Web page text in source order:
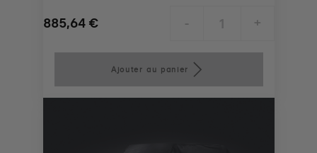
885,64 €
Price
885,64
€
- +
Quantity
to:
1
Ajouter au panier